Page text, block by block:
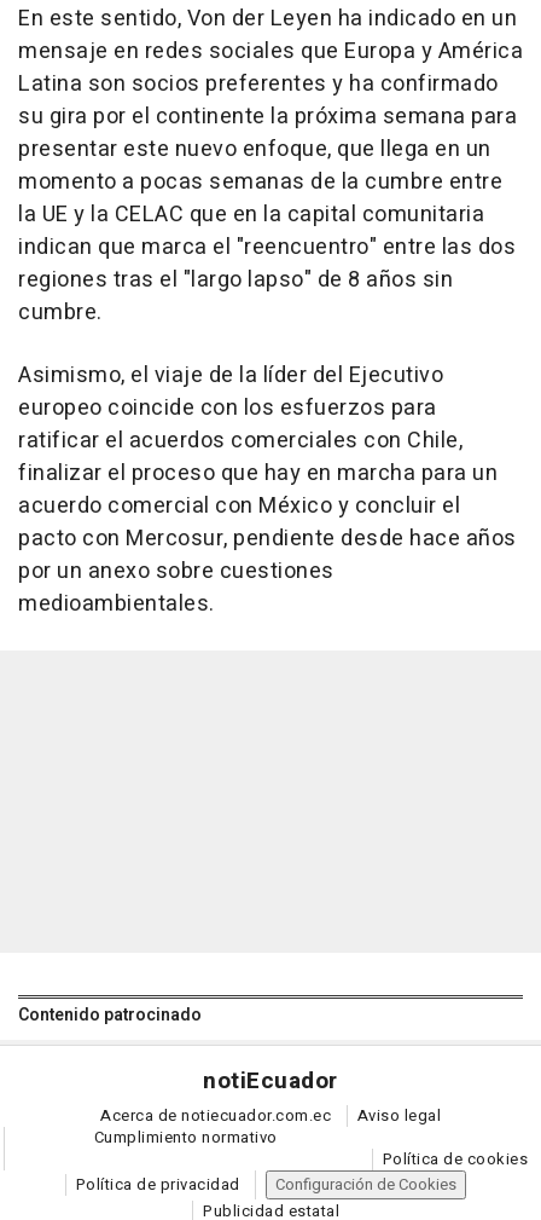
En este sentido, Von der Leyen ha indicado en un
mensaje en redes sociales que Europa y América
Latina son socios preferentes y ha confirmado
su gira por el continente la próxima semana para
presentar este nuevo enfoque, que llega en un
momento a pocas semanas de la cumbre entre
la UE y la CELAC que en la capital comunitaria
indican que marca el "reencuentro" entre las dos
regiones tras el "largo lapso" de 8 años sin
cumbre.
Asimismo, el viaje de la líder del Ejecutivo
europeo coincide con los esfuerzos para
ratificar el acuerdos comerciales con Chile,
finalizar el proceso que hay en marcha para un
acuerdo comercial con México y concluir el
pacto con Mercosur, pendiente desde hace años
por un anexo sobre cuestiones
medioambientales.
Contenido patrocinado
notiEcuador
Acerca de notiecuador.com.ec
Aviso legal
Cumplimiento normativo
Política de cookies
Política de privacidad
Configuración de Cookies
Publicidad estatal